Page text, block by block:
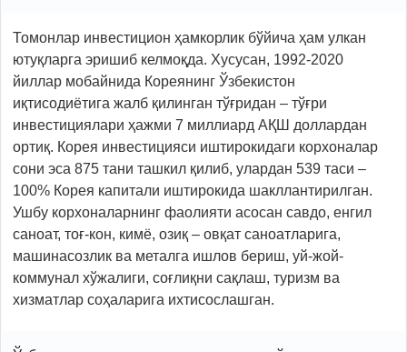
Томонлар инвестицион ҳамкорлик бўйича ҳам улкан
ютуқларга эришиб келмоқда. Хусусан, 1992-2020
йиллар мобайнида Кореянинг Ўзбекистон
иқтисодиётига жалб қилинган тўғридан – тўғри
инвестициялари ҳажми 7 миллиард АҚШ доллардан
ортиқ. Корея инвестицияси иштирокидаги корхоналар
сони эса 875 тани ташкил қилиб, улардан 539 таси –
100% Корея капитали иштирокида шакллантирилган.
Ушбу корхоналарнинг фаолияти асосан савдо, енгил
саноат, тоғ-кон, кимё, озиқ – овқат саноатларига,
машинасозлик ва металга ишлов бериш, уй-жой-
коммунал хўжалиги, соғлиқни сақлаш, туризм ва
хизматлар соҳаларига ихтисослашган.